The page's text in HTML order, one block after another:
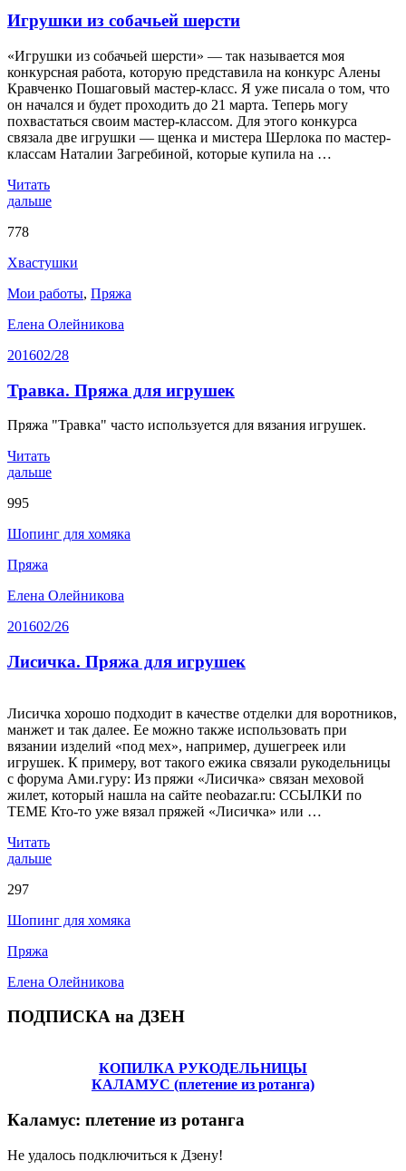
Игрушки из собачьей шерсти
«Игрушки из собачьей шерсти» — так называется моя
конкурсная работа, которую представила на конкурс Алены
Кравченко Пошаговый мастер-класс. Я уже писала о том, что
он начался и будет проходить до 21 марта. Теперь могу
похвастаться своим мастер-классом. Для этого конкурса
связала две игрушки — щенка и мистера Шерлока по мастер-
классам Наталии Загребиной, которые купила на …
Читать
дальше
778
Хвастушки
Мои работы, Пряжа
Елена Олейникова
201602/28
Травка. Пряжа для игрушек
Пряжа "Травка" часто используется для вязания игрушек.
Читать
дальше
995
Шопинг для хомяка
Пряжа
Елена Олейникова
201602/26
Лисичка. Пряжа для игрушек
Лисичка хорошо подходит в качестве отделки для воротников,
манжет и так далее. Ее можно также использовать при
вязании изделий «под мех», например, душегреек или
игрушек. К примеру, вот такого ежика связали рукодельницы
с форума Ами.гуру: Из пряжи «Лисичка» связан меховой
жилет, который нашла на сайте neobazar.ru: ССЫЛКИ по
ТЕМЕ Кто-то уже вязал пряжей «Лисичка» или …
Читать
дальше
297
Шопинг для хомяка
Пряжа
Елена Олейникова
ПОДПИСКА на ДЗЕН
КОПИЛКА РУКОДЕЛЬНИЦЫ
КАЛАМУС (плетение из ротанга)
Каламус: плетение из ротанга
Не удалось подключиться к Дзену!